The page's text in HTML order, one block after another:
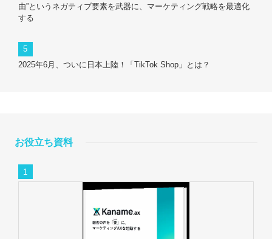
由”というネガティブ要素を武器に、マーケティング戦略を最適化
する
2025年6月、ついに日本上陸！「TikTok Shop」とは？
お役立ち資料